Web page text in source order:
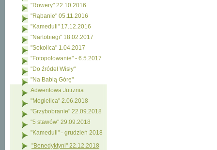
"Rowery" 22.10.2016
"Rąbanie" 05.11.2016
"Kameduli" 17.12.2016
"Nartobiegi" 18.02.2017
"Sokolica" 1.04.2017
"Fotopolowanie" - 6.5.2017
"Do źródeł Wisły"
"Na Babią Górę"
Adwentowa Jutrznia
"Mogielica" 2.06.2018
"Grzybobranie" 22.09.2018
"5 stawów" 29.09.2018
"Kameduli" - grudzień 2018
"Benedyktyni" 22.12.2018